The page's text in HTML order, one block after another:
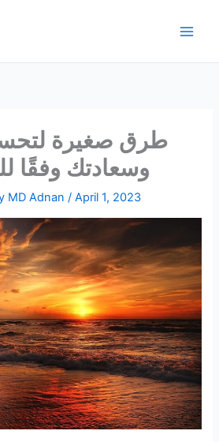
وسعادتك وفقًا
MD Adnan/April 1, 2023